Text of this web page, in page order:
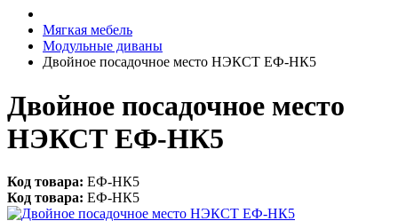
Мягкая мебель
Модульные диваны
Двойное посадочное место НЭКСТ ЕФ-НК5
Двойное посадочное место
НЭКСТ ЕФ-НК5
Код товара: ЕФ-НК5
Код товара: ЕФ-НК5